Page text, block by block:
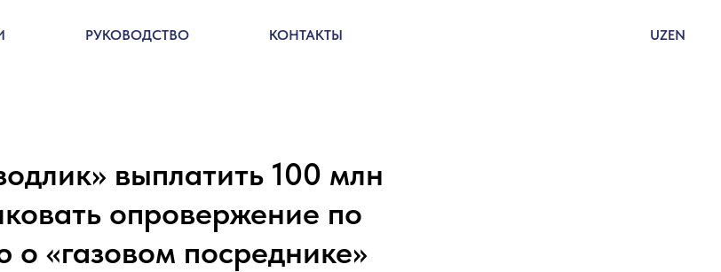
РУКОВОДСТВО КОНТАКТЫ UZEN
выплатить 100 млн
опровержение по
о «газовом посреднике»